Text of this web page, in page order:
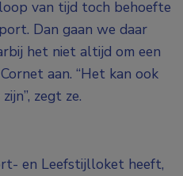
van tijd toch behoefte
Dan gaan we daar
het niet altijd om een
aan. “Het kan ook
zegt ze.
en Leefstijlloket heeft,